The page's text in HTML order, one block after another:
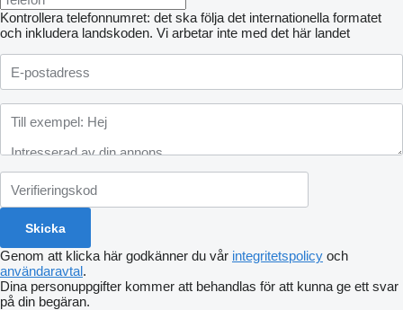
Kontrollera telefonnumret: det ska följa det internationella formatet
och inkludera landskoden. Vi arbetar inte med det här landet
Genom att klicka här godkänner du vår integritetspolicy och
användaravtal.
Dina personuppgifter kommer att behandlas för att kunna ge ett svar
på din begäran.